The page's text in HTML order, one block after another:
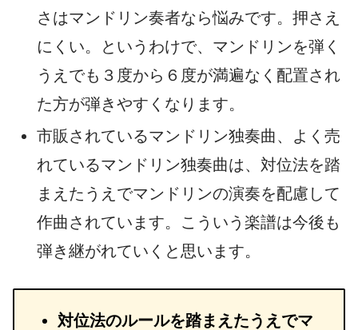
さはマンドリン奏者なら悩みです。押さえ
にくい。というわけで、マンドリンを弾く
うえでも３度から６度が満遍なく配置され
た方が弾きやすくなります。
市販されているマンドリン独奏曲、よく売
れているマンドリン独奏曲は、対位法を踏
まえたうえでマンドリンの演奏を配慮して
作曲されています。こういう楽譜は今後も
弾き継がれていくと思います。
対位法のルールを踏まえたうえでマ